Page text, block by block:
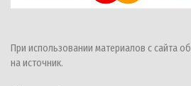
При использовании материалов с сайта
на источник.